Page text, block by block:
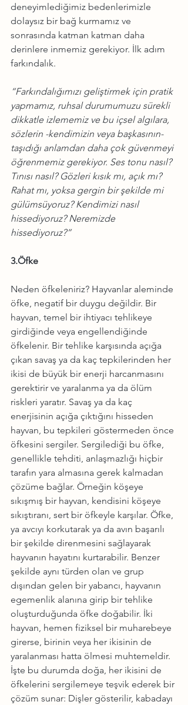
deneyimlediğimiz bedenlerimizle
dolaysız bir bağ kurmamız ve
sonrasında katman katman daha
derinlere inmemiz gerekiyor. İlk adım
farkındalık.
“Farkındalığımızı geliştirmek için pratik
yapmamız, ruhsal durumumuzu sürekli
dikkatle izlememiz ve bu içsel algılara,
sözlerin -kendimizin veya başkasının-
taşıdığı anlamdan daha çok güvenmeyi
öğrenmemiz gerekiyor. Ses tonu nasıl?
Tınısı nasıl? Gözleri kısık mı, açık mı?
Rahat mı, yoksa gergin bir şekilde mi
gülümsüyoruz? Kendimizi nasıl
hissediyoruz? Neremizde
hissediyoruz?”
3.Öfke
Neden öfkeleniriz? Hayvanlar aleminde
öfke, negatif bir duygu değildir. Bir
hayvan, temel bir ihtiyacı tehlikeye
girdiğinde veya engellendiğinde
öfkelenir. Bir tehlike karşısında açığa
çıkan savaş ya da kaç tepkilerinden her
ikisi de büyük bir enerji harcanmasını
gerektirir ve yaralanma ya da ölüm
riskleri yaratır. Savaş ya da kaç
enerjisinin açığa çıktığını hisseden
hayvan, bu tepkileri göstermeden önce
öfkesini sergiler. Sergilediği bu öfke,
genellikle tehditi, anlaşmazlığı hiçbir
tarafın yara almasına gerek kalmadan
çözüme bağlar. Örneğin köşeye
sıkışmış bir hayvan, kendisini köşeye
sıkıştıranı, sert bir öfkeyle karşılar. Öfke,
ya avcıyı korkutarak ya da avın başarılı
bir şekilde direnmesini sağlayarak
hayvanın hayatını kurtarabilir. Benzer
şekilde aynı türden olan ve grup
dışından gelen bir yabancı, hayvanın
egemenlik alanına girip bir tehlike
oluşturduğunda öfke doğabilir. İki
hayvan, hemen fiziksel bir muharebeye
girerse, birinin veya her ikisinin de
yaralanması hatta ölmesi muhtemeldir.
İşte bu durumda doğa, her ikisini de
öfkelerini sergilemeye teşvik ederek bir
çözüm sunar: Dişler gösterilir, kabadayı